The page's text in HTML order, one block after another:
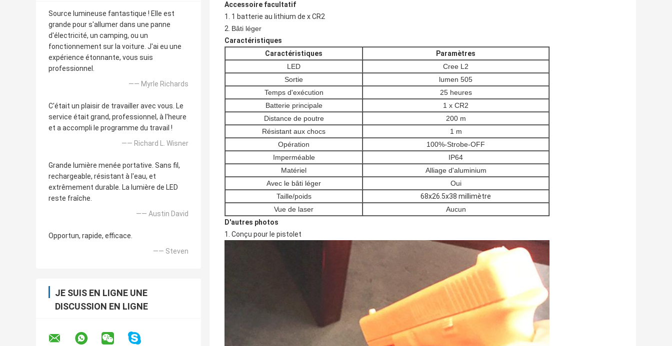
Source lumineuse fantastique ! Elle est
grande pour s'allumer dans une panne
d'électricité, un camping, ou un
fonctionnement sur la voiture. J'ai eu une
expérience étonnante, vous suis
professionnel.
—— Myrle Richards
C'était un plaisir de travailler avec vous. Le
service était grand, professionnel, à l'heure
et a accompli le programme du travail !
—— Richard L. Wisner
Grande lumière menée portative. Sans fil,
rechargeable, résistant à l'eau, et
extrêmement durable. La lumière de LED
reste fraîche.
—— Austin David
Opportun, rapide, efficace.
—— Steven
JE SUIS EN LIGNE UNE
DISCUSSION EN LIGNE
Accessoire facultatif
1. 1 batterie au lithium de x CR2
2. Bâti léger
Caractéristiques
Caractéristiques
Paramètres
LED
Cree L2
Sortie
lumen 505
Temps d'exécution
25 heures
Batterie principale
1 x CR2
Distance de poutre
200 m
Résistant aux chocs
1 m
Opération
100%-Strobe-OFF
Imperméable
IP64
Matériel
Alliage d'aluminium
Avec le bâti léger
Oui
Taille/poids
68x26.5x38 millimètre
Vue de laser
Aucun
D'autres photos
1. Conçu pour le pistolet